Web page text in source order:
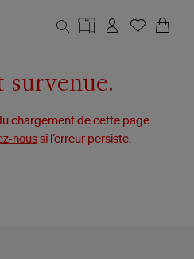
survenue.
chargement de cette page.
nous si l’erreur persiste.